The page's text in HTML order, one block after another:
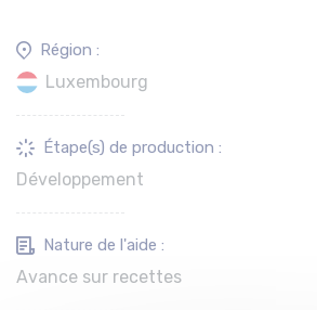
Région :
Luxembourg
Étape(s) de production :
Développement
Nature de l'aide :
Avance sur recettes